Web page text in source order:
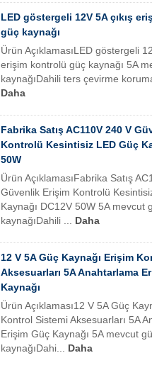
LED göstergeli 12V 5A çıkış
güç kaynağı
Ürün AçıklamasıLED göstergeli
erişim kontrolü güç kaynağı 5A
kaynağıDahili ters çevirme
Daha
Fabrika Satış AC110V 240 V
Kontrolü Kesintisiz LED Güç
50W
Ürün AçıklamasıFabrika Satış
Güvenlik Erişim Kontrolü
Kaynağı DC12V 50W 5A mevcut
kaynağıDahili ... Daha
12 V 5A Güç Kaynağı Erişim
Aksesuarları 5A Anahtarlama
Kaynağı
Ürün Açıklaması12 V 5A Güç
Kontrol Sistemi Aksesuarları 5A
Erişim Güç Kaynağı 5A mevcut
kaynağıDahi... Daha